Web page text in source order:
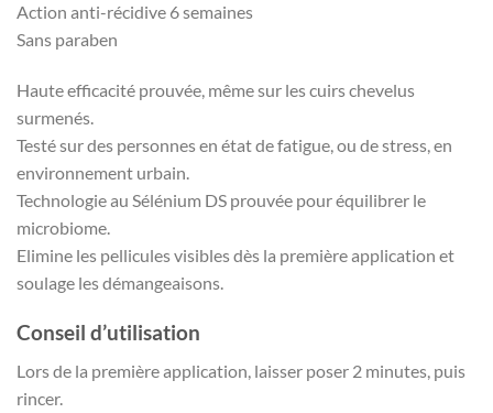
Action anti-récidive 6 semaines
Sans paraben
Haute efficacité prouvée, même sur les cuirs chevelus
surmenés.
Testé sur des personnes en état de fatigue, ou de stress, en
environnement urbain.
Technologie au Sélénium DS prouvée pour équilibrer le
microbiome.
Elimine les pellicules visibles dès la première application et
soulage les démangeaisons.
Conseil d’utilisation
Lors de la première application, laisser poser 2 minutes, puis
rincer.